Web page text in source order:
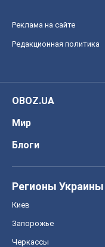
Реклама на сайте
Редакционная политика
OBOZ.UA
Мир
Блоги
Регионы Украины
Киев
Запорожье
Черкассы